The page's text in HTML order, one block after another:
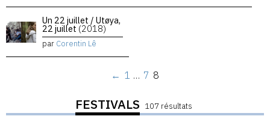
Un 22 juillet / Utøya,
22 juillet (2018)
par Corentin Lê
← 1 … 7 8
FESTIVALS 107 résultats